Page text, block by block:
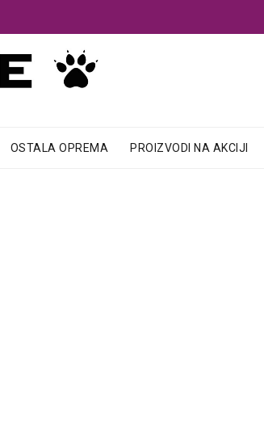
OSTALA OPREMA PROIZVODI NA AKCIJI